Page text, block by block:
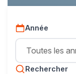
Année
Rechercher